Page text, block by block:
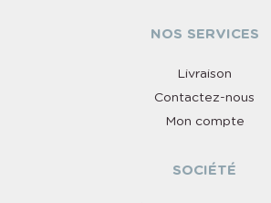
NOS SERVICES
Livraison
Contactez-nous
Mon compte
SOCIÉTÉ